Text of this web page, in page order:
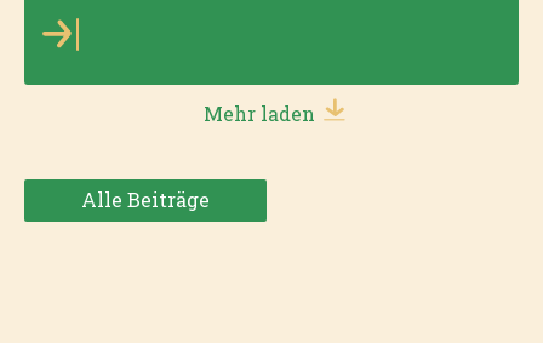
Mehr laden
Alle Beiträge